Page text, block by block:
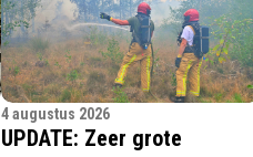
4 augustus 2026
UPDATE: Zeer grote